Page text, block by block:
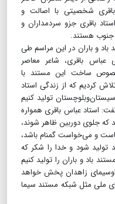
شخصیتی با اصالت و
باقری جزو سردمداران و
جنوب هستند.
باد و باران در این مراسم طی
عباس باقری، شاعر معاصر
ساخت این مستند با
کردیم که از زندگی استاد
تولید کنیم
استاد عباس باقری همواره
که جلوی دوربین ظاهر شوند،
و می‌خواست گمنام باشد،
تولید شود و خدا را شکر که
باد و باران را تولید کنیم
زاهدان پخش خواهد
ملی مثل شبکه مستند سیما